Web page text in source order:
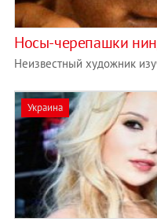
Носы-черепашки
Неизвестный художник
Украина